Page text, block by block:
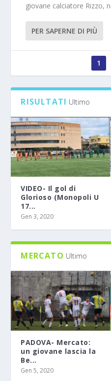
giovane calciatore Rizzo,
PER SAPERNE DI PIÙ
1
RISULTATI Ultimo
VIDEO- Il gol di
Glorioso (Monopoli U
17...
Gen 3, 2020
MERCATO Ultimo
PADOVA- Mercato:
un giovane lascia la
Be...
Gen 5, 2020